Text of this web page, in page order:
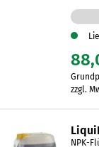
zzgl.
NPK-